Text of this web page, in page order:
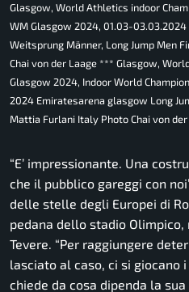
Glasgow, World Athletics indoor
WM Glasgow 2024, 01.03-
Weitsprung Männer, Long Jump Men
Chai von der Laage *** Glasgow,
Glasgow 2024, Indoor World
2024 Emiratesarena glasgow Long
Mattia Furlani Italy Photo Chai von
“E’ impressionante. Una
che il pubblico gareggi con
delle stelle degli Europei di
pedana dello stadio
Tevere. “Per raggiungere
lasciato al caso, ci si giocano
chiede da cosa dipenda la